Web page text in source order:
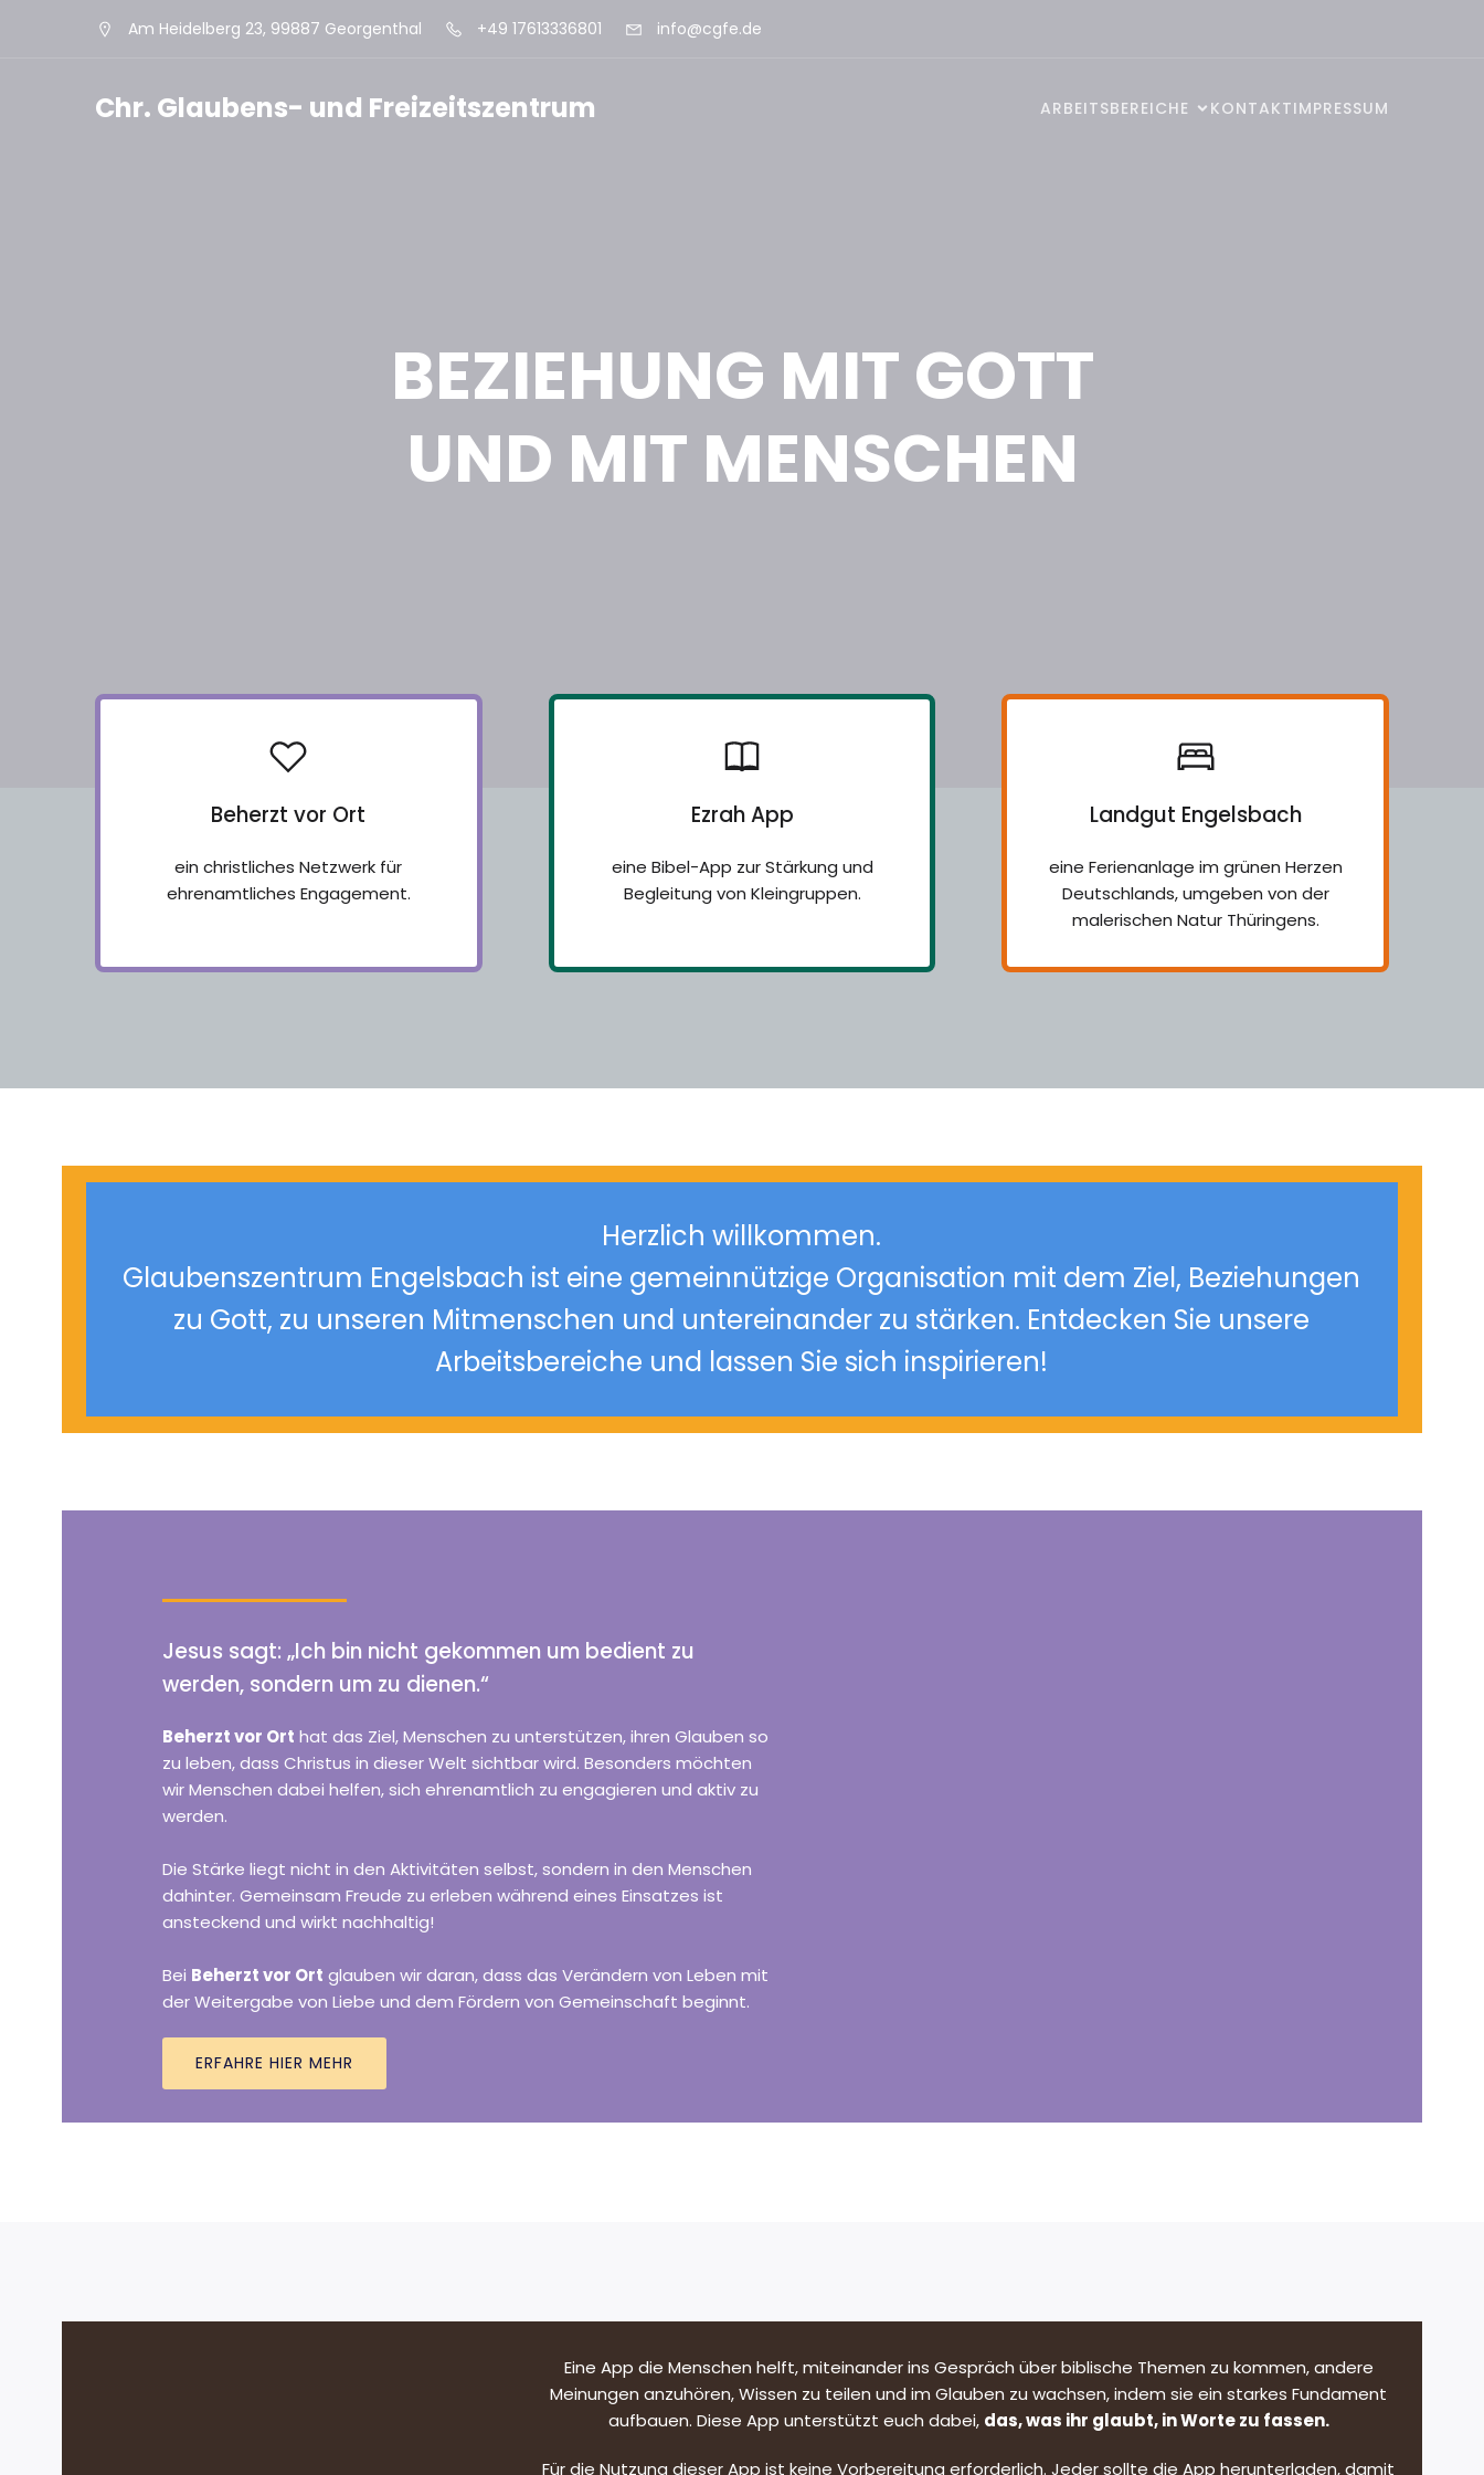
Am Heidelberg 23, 99887 Georgenthal +49 17613336801 info@cgfe.de
Chr. Glaubens- und Freizeitszentrum ARBEITSBEREICHE KONTAKTIMPRESSUM
BEZIEHUNG MIT GOTT
UND MIT MENSCHEN
Beherzt vor Ort
ein christliches Netzwerk für
ehrenamtliches Engagement.
Ezrah App
eine Bibel-App zur Stärkung und
Begleitung von Kleingruppen.
Landgut Engelsbach
eine Ferienanlage im grünen Herzen
Deutschlands, umgeben von der
malerischen Natur Thüringens.
Herzlich willkommen.
Glaubenszentrum Engelsbach ist eine gemeinnützige Organisation mit dem Ziel, Beziehungen
zu Gott, zu unseren Mitmenschen und untereinander zu stärken. Entdecken Sie unsere
Arbeitsbereiche und lassen Sie sich inspirieren!
Jesus sagt: „Ich bin nicht gekommen um bedient zu
werden, sondern um zu dienen.“
Beherzt vor Ort hat das Ziel, Menschen zu unterstützen, ihren Glauben so
zu leben, dass Christus in dieser Welt sichtbar wird. Besonders möchten
wir Menschen dabei helfen, sich ehrenamtlich zu engagieren und aktiv zu
werden.
Die Stärke liegt nicht in den Aktivitäten selbst, sondern in den Menschen
dahinter. Gemeinsam Freude zu erleben während eines Einsatzes ist
ansteckend und wirkt nachhaltig!
Bei Beherzt vor Ort glauben wir daran, dass das Verändern von Leben mit
der Weitergabe von Liebe und dem Fördern von Gemeinschaft beginnt.
ERFAHRE HIER MEHR
Eine App die Menschen helft, miteinander ins Gespräch über biblische Themen zu kommen, andere
Meinungen anzuhören, Wissen zu teilen und im Glauben zu wachsen, indem sie ein starkes Fundament
aufbauen. Diese App unterstützt euch dabei, das, was ihr glaubt, in Worte zu fassen.
Für die Nutzung dieser App ist keine Vorbereitung erforderlich. Jeder sollte die App herunterladen, damit